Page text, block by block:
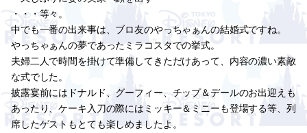
・・・等々。
中でも一番の出来事は、ブロ友のやっちゃぁんの結婚式ですね。
やっちゃぁんの夢であったミラコスタでの挙式。
夫婦二人で時間を掛けて準備してきただけあって、内容の濃い素敵
な式でした。
披露宴前にはドナルド、グーフィー、チップ＆デールのお出迎えも
あったり、ケーキ入刀の際にはミッキー＆ミニーも登場する等、列
席したゲストもとても楽しめましたよ。